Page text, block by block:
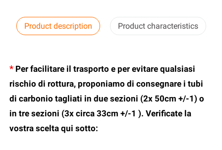
Product description Product characteristics
* Per facilitare il trasporto e per evitare qualsiasi
rischio di rottura, proponiamo di consegnare i tubi
di carbonio tagliati in due sezioni (2x 50cm +/-1) o
in tre sezioni (3x circa 33cm +/-1 ).Verificate la
vostra scelta qui sotto: